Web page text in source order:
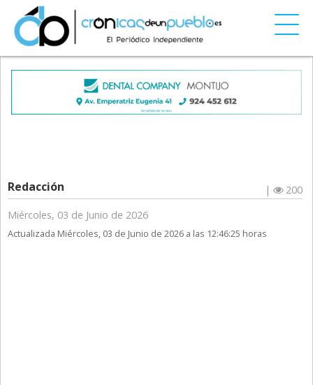
Redacción |
200
Miércoles, 03 de Junio de 2026
Actualizada Miércoles, 03 de Junio de 2026 a las 12:46:25 horas